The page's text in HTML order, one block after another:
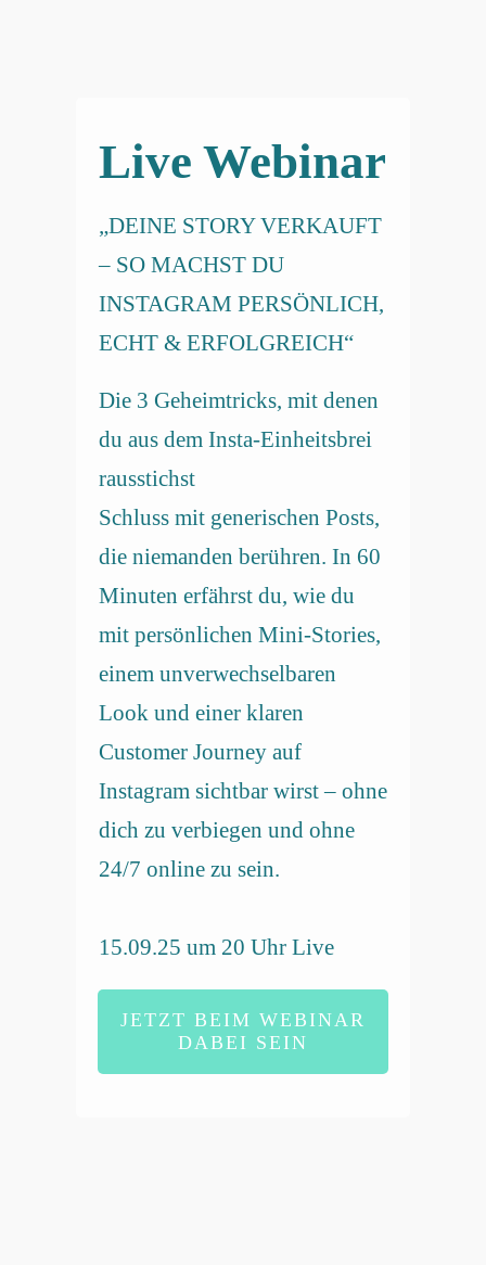
Live Webinar
„DEINE STORY VERKAUFT
– SO MACHST DU
INSTAGRAM PERSÖNLICH,
ECHT & ERFOLGREICH“
Die 3 Geheimtricks, mit denen
du aus dem Insta-Einheitsbrei
rausstichst
Schluss mit generischen Posts,
die niemanden berühren. In 60
Minuten erfährst du, wie du
mit persönlichen Mini-Stories,
einem unverwechselbaren
Look und einer klaren
Customer Journey auf
Instagram sichtbar wirst – ohne
dich zu verbiegen und ohne
24/7 online zu sein.
15.09.25 um 20 Uhr Live
JETZT BEIM WEBINAR
DABEI SEIN